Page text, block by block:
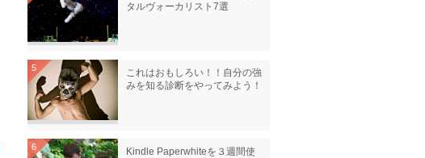
タルヴォーカリスト7選
5
これはおもしろい！！自分の強
みを知る診断をやってみよう！
6
Kindle Paperwhiteを３週間使